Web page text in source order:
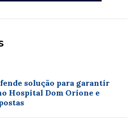
solução para garantir
Hospital Dom Orione e